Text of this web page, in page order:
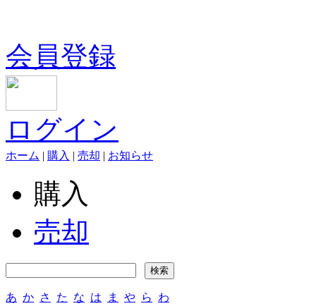
会員登録
ログイン
ホーム | 購入 | 売却 | お知らせ
購入
売却
あ か さ た な は ま や ら わ